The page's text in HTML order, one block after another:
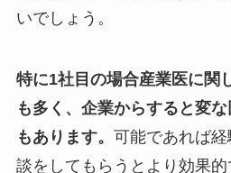
いでしょう。
特に1社目の場合産業医に関
も多く、企業からすると変
もあります。 可能であれば
談をしてもらうとより効果的